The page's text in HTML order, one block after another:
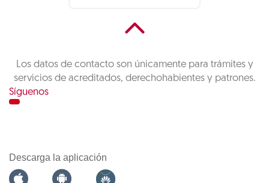
Los datos de contacto son únicamente para trámites y
servicios de acreditados, derechohabientes y patrones.
Síguenos
Descarga la aplicación